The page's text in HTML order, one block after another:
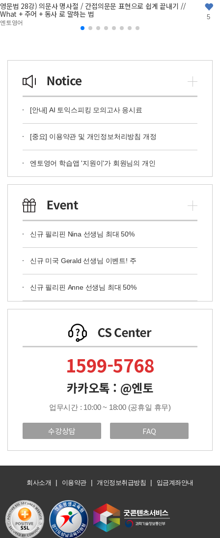
영문법 28강) 의문사 명사절 / 간접의문문 표현으로 쉽게 끝내기 //
What + 주어 + 동사 로 말하는 법
엔토영어
5
[안내] AI 토익스피킹 모의고사 응시료
[중요] 이용약관 및 개인정보처리방침 개정
엔토영어 학습앱 '지원이'가 회원님의 개인
신규 필리핀 Nina 선생님 최대 50%
신규 미국 Gerald 선생님 이벤트! 주
신규 필리핀 Anne 선생님 최대 50%
1599-5768
카카오톡 : @엔토
업무시간 : 10:00 ~ 18:00 (공휴일 휴무)
수강상담 FAQ
회사소개 | 이용약관 | 개인정보취급방침 | 입금계좌안내